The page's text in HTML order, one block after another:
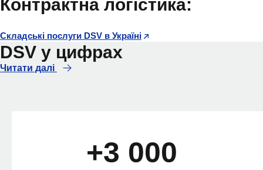
Контрактна логістика:
Складські послуги DSV в Україні
DSV у цифрах
Читати далі
+3 000